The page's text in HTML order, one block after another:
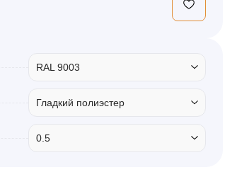
RAL 9003
Гладкий полиэстер
0.5